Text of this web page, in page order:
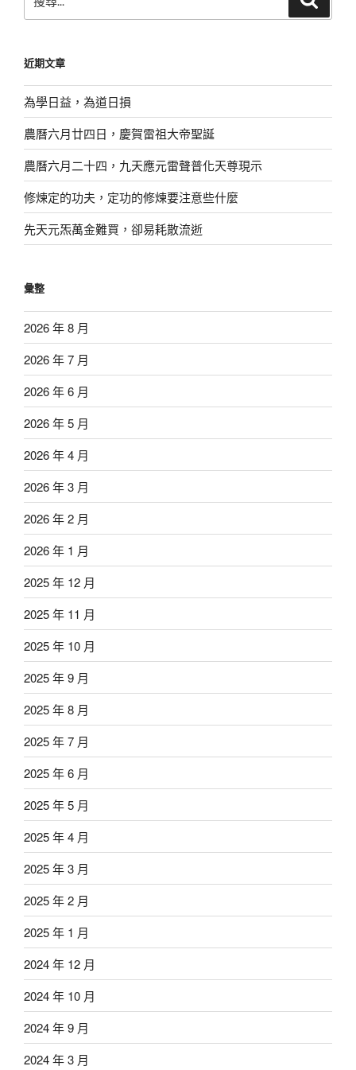
尋
字:
近期文章
為學日益，為道日損
農曆六月廿四日，慶賀雷祖大帝聖誕
農曆六月二十四，九天應元雷聲普化天尊現示
修煉定的功夫，定功的修煉要注意些什麼
先天元炁萬金難買，卻易耗散流逝
彙整
2026 年 8 月
2026 年 7 月
2026 年 6 月
2026 年 5 月
2026 年 4 月
2026 年 3 月
2026 年 2 月
2026 年 1 月
2025 年 12 月
2025 年 11 月
2025 年 10 月
2025 年 9 月
2025 年 8 月
2025 年 7 月
2025 年 6 月
2025 年 5 月
2025 年 4 月
2025 年 3 月
2025 年 2 月
2025 年 1 月
2024 年 12 月
2024 年 10 月
2024 年 9 月
2024 年 3 月